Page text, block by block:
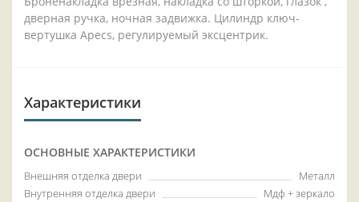
дверная ручка, ночная задвижка. Цилиндр ключ-
вертушка Apecs, регулируемый эксцентрик.
Характеристики
ОСНОВНЫЕ ХАРАКТЕРИСТИКИ
Внешняя отделка двери
Металл
Внутренняя отделка двери
Мдф + зеркало